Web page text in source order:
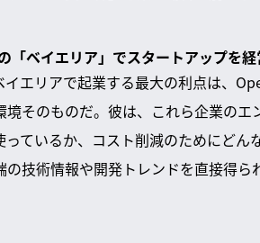
「ベイエリア」でスタートアップを
イエリアで起業する最大の利点は、
境そのものだ。彼は、これら企業の
っているか、コスト削減のためにど
の技術情報や開発トレンドを直接得ら